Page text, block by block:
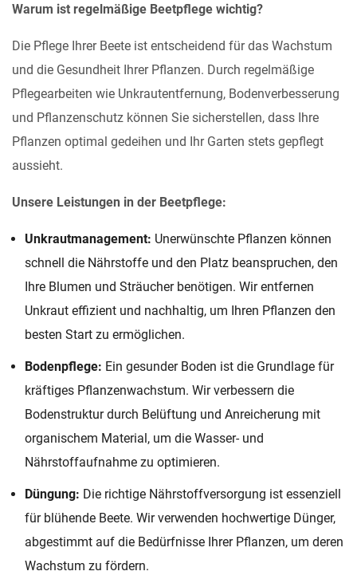
Warum ist regelmäßige Beetpflege wichtig?
Die Pflege Ihrer Beete ist entscheidend für das Wachstum
und die Gesundheit Ihrer Pflanzen. Durch regelmäßige
Pflegearbeiten wie Unkrautentfernung, Bodenverbesserung
und Pflanzenschutz können Sie sicherstellen, dass Ihre
Pflanzen optimal gedeihen und Ihr Garten stets gepflegt
aussieht.
Unsere Leistungen in der Beetpflege:
Unkrautmanagement: Unerwünschte Pflanzen können
schnell die Nährstoffe und den Platz beanspruchen, den
Ihre Blumen und Sträucher benötigen. Wir entfernen
Unkraut effizient und nachhaltig, um Ihren Pflanzen den
besten Start zu ermöglichen.
Bodenpflege: Ein gesunder Boden ist die Grundlage für
kräftiges Pflanzenwachstum. Wir verbessern die
Bodenstruktur durch Belüftung und Anreicherung mit
organischem Material, um die Wasser- und
Nährstoffaufnahme zu optimieren.
Düngung: Die richtige Nährstoffversorgung ist essenziell
für blühende Beete. Wir verwenden hochwertige Dünger,
abgestimmt auf die Bedürfnisse Ihrer Pflanzen, um deren
Wachstum zu fördern.